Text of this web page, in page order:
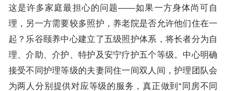
这是许多家庭最担心的问题——如果一方身体尚可自
理，另一方需要较多照护，养老院是否允许他们住在一
起？乐谷颐养中心建立了五级照护体系，将长者分为自
理、介助、介护、特护及安宁疗护五个等级。中心明确
接受不同护理等级的夫妻同住一间双人间，护理团队会
为两人分别提供对应等级的服务，真正做到“同房不同